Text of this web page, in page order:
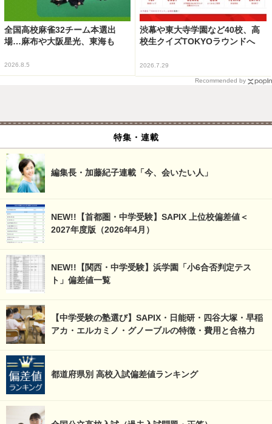
全国高校麻雀32チーム本選出
場…麻布や大阪星光、東海も
2026.8.5
渋幕や東大寺学園など40校、高
校生クイズTOKYOラウンドへ
2026.7.29
Recommended by
特集・連載
編集長・加藤紀子連載「今、会いたい人」
NEW!!【首都圏・中学受験】SAPIX 上位校偏差値＜
2027年度版（2026年4月）
NEW!!【関西・中学受験】浜学園「小6合否判定テス
ト」偏差値一覧
【中学受験の塾選び】SAPIX・日能研・四谷大塚・早稲
アカ・エルカミノ・グノーブルの特徴・費用と合格力
都道府県別 高校入試偏差値ランキング